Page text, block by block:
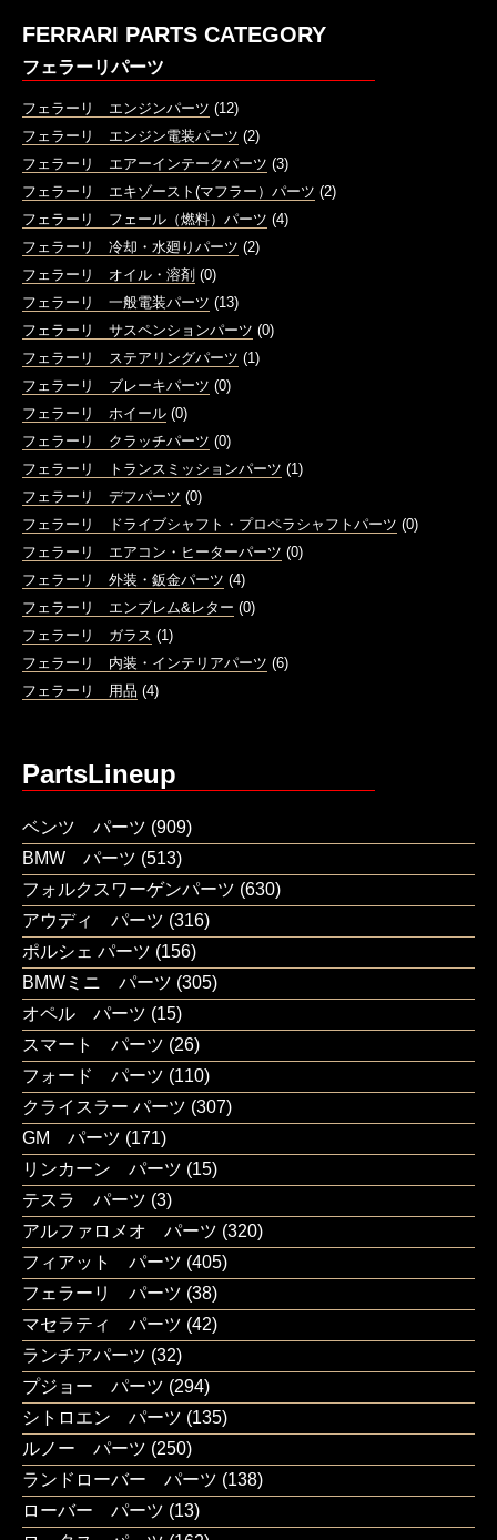
FERRARI PARTS CATEGORY
フェラーリパーツ
フェラーリ エンジンパーツ (12)
フェラーリ エンジン電装パーツ (2)
フェラーリ エアーインテークパーツ (3)
フェラーリ エキゾースト(マフラー）パーツ (2)
フェラーリ フェール（燃料）パーツ (4)
フェラーリ 冷却・水廻りパーツ (2)
フェラーリ オイル・溶剤 (0)
フェラーリ 一般電装パーツ (13)
フェラーリ サスペンションパーツ (0)
フェラーリ ステアリングパーツ (1)
フェラーリ ブレーキパーツ (0)
フェラーリ ホイール (0)
フェラーリ クラッチパーツ (0)
フェラーリ トランスミッションパーツ (1)
フェラーリ デフパーツ (0)
フェラーリ ドライブシャフト・プロペラシャフトパーツ (0)
フェラーリ エアコン・ヒーターパーツ (0)
フェラーリ 外装・鈑金パーツ (4)
フェラーリ エンブレム&レター (0)
フェラーリ ガラス (1)
フェラーリ 内装・インテリアパーツ (6)
フェラーリ 用品 (4)
PartsLineup
ベンツ パーツ (909)
BMW パーツ (513)
フォルクスワーゲンパーツ (630)
アウディ パーツ (316)
ポルシェ パーツ (156)
BMWミニ パーツ (305)
オペル パーツ (15)
スマート パーツ (26)
フォード パーツ (110)
クライスラー パーツ (307)
GM パーツ (171)
リンカーン パーツ (15)
テスラ パーツ (3)
アルファロメオ パーツ (320)
フィアット パーツ (405)
フェラーリ パーツ (38)
マセラティ パーツ (42)
ランチアパーツ (32)
プジョー パーツ (294)
シトロエン パーツ (135)
ルノー パーツ (250)
ランドローバー パーツ (138)
ローバー パーツ (13)